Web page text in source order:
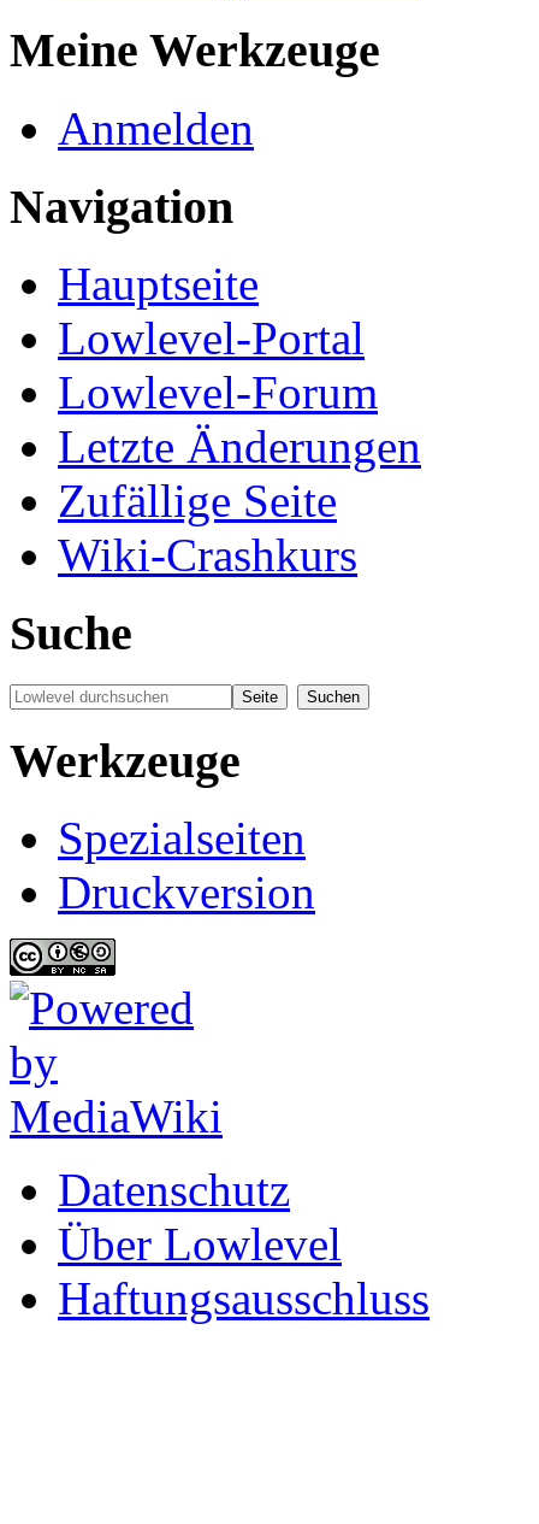
Meine Werkzeuge
Anmelden
Navigation
Hauptseite
Lowlevel-Portal
Lowlevel-Forum
Letzte Änderungen
Zufällige Seite
Wiki-Crashkurs
Suche
Werkzeuge
Spezialseiten
Druckversion
Datenschutz
Über Lowlevel
Haftungsausschluss